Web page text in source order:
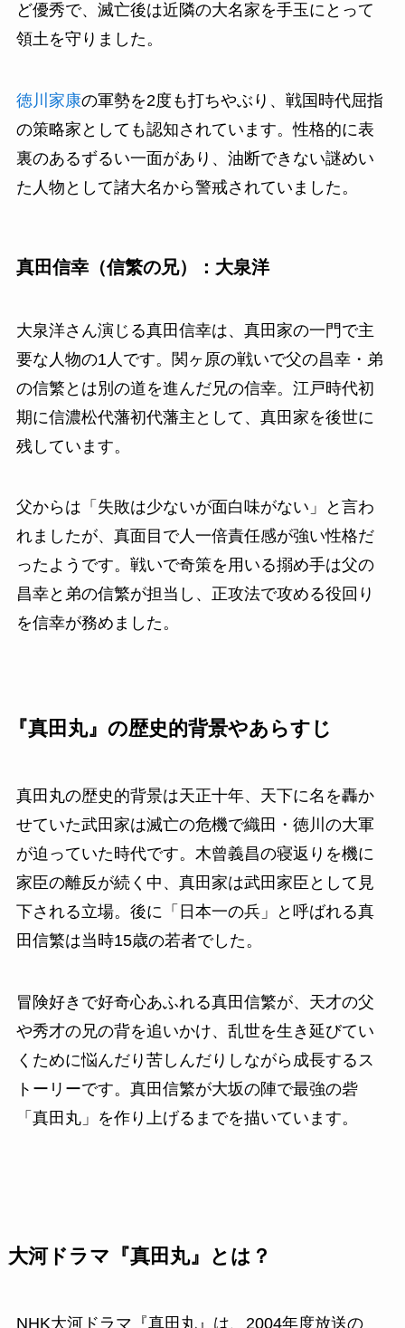
ど優秀で、滅亡後は近隣の大名家を手玉にとって
領土を守りました。
徳川家康の軍勢を2度も打ちやぶり、戦国時代屈指
の策略家としても認知されています。性格的に表
裏のあるずるい一面があり、油断できない謎めい
た人物として諸大名から警戒されていました。
真田信幸（信繁の兄）：大泉洋
大泉洋さん演じる真田信幸は、真田家の一門で主
要な人物の1人です。関ヶ原の戦いで父の昌幸・弟
の信繁とは別の道を進んだ兄の信幸。江戸時代初
期に信濃松代藩初代藩主として、真田家を後世に
残しています。
父からは「失敗は少ないが面白味がない」と言わ
れましたが、真面目で人一倍責任感が強い性格だ
ったようです。戦いで奇策を用いる搦め手は父の
昌幸と弟の信繁が担当し、正攻法で攻める役回り
を信幸が務めました。
『真田丸』の歴史的背景やあらすじ
真田丸の歴史的背景は天正十年、天下に名を轟か
せていた武田家は滅亡の危機で織田・徳川の大軍
が迫っていた時代です。木曾義昌の寝返りを機に
家臣の離反が続く中、真田家は武田家臣として見
下される立場。後に「日本一の兵」と呼ばれる真
田信繁は当時15歳の若者でした。
冒険好きで好奇心あふれる真田信繁が、天才の父
や秀才の兄の背を追いかけ、乱世を生き延びてい
くために悩んだり苦しんだりしながら成長するス
トーリーです。真田信繁が大坂の陣で最強の砦
「真田丸」を作り上げるまでを描いています。
大河ドラマ『真田丸』とは？
NHK大河ドラマ『真田丸』は、2004年度放送の